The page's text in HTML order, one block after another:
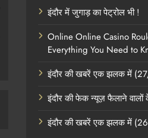
इंदौर में जुगाड़ का पेट्रोल भी !
Online Online Casino
Everything You Need to
इंदौर की खबरें एक झलक में
इंदौर की फेक न्यूज़ फैलाने
इंदौर की खबरें एक झलक में